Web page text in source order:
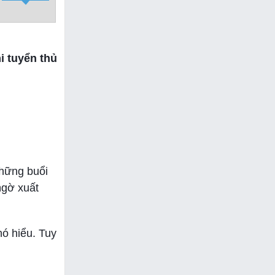
tuyển thủ
buổi
xuất
hiểu. Tuy